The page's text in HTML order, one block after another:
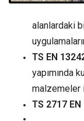
alanlardaki
TS EN
yapımında
malzemeler
TS 2717